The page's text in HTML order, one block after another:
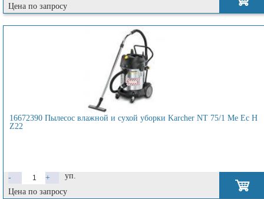
Цена по запросу
16672390 Пылесос влажной и сухой уборки Karcher NT 75/1 Me Ec H
Z22
- +
уп.
Цена по запросу